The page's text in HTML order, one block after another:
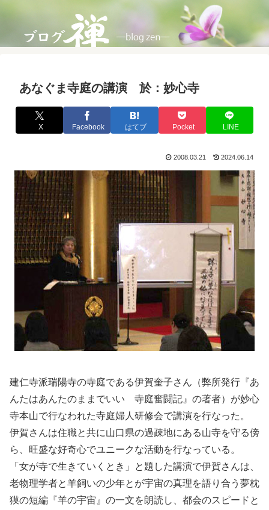
あなぐま寺庭の講演 於：妙心寺
X Facebook はてブ Pocket LINE
2008.03.21 2024.06.14
建仁寺派瑞陽寺の寺庭である伊賀奎子さん（弊所発行『あ
んたはあんたのままでいい 寺庭奮闘記』の著者）が妙心
寺本山で行なわれた寺庭婦人研修会で講演を行なった。
伊賀さんは住職と共に山口県の過疎地にある山寺を守る傍
ら、旺盛な好奇心でユニークな活動を行なっている。
「女が寺で生きていくとき」と題した講演で伊賀さんは、
老物理学者と羊飼いの少年とが宇宙の真理を語り合う夢枕
獏の短編『羊の宇宙』の一文を朗読し、都会のスピードと